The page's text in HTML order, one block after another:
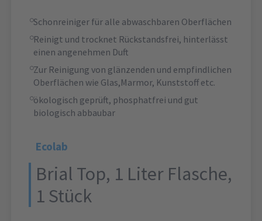
Schonreiniger für alle abwaschbaren Oberflächen
Reinigt und trocknet Rückstandsfrei, hinterlässt
einen angenehmen Duft
Zur Reinigung von glänzenden und empfindlichen
Oberflächen wie Glas,Marmor, Kunststoff etc.
ökologisch geprüft, phosphatfrei und gut
biologisch abbaubar
Ecolab
Brial Top, 1 Liter Flasche,
1 Stück